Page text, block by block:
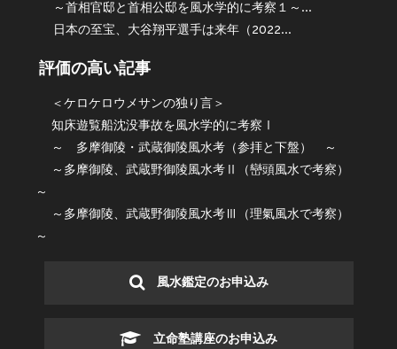
～首相官邸と首相公邸を風水学的に考察１～...
日本の至宝、大谷翔平選手は来年（2022...
評価の高い記事
＜ケロケロウメサンの独り言＞
知床遊覧船沈没事故を風水学的に考察Ⅰ
～ 多摩御陵・武蔵御陵風水考（参拝と下盤） ～
～多摩御陵、武蔵野御陵風水考Ⅱ（巒頭風水で考察）
～
～多摩御陵、武蔵野御陵風水考Ⅲ（理氣風水で考察）
～
風水鑑定のお申込み
立命塾講座のお申込み